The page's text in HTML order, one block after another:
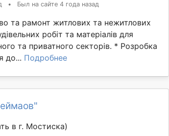
• Был на сайте 4 года назад
та рамонт житлових та нежитлових
робіт та матеріалів для
та приватного секторів. * Розробка
до... Подробнее
в г. Мостиска)